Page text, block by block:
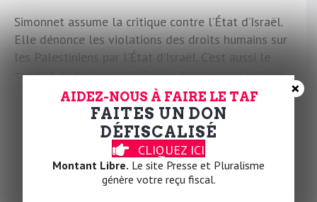
Simonnet assume la critique contre l’État d’Israël.
Elle dénonce les violations des droits humains sur
les Palestiniens par l’État d’Israël. C’est aussi le
combat de toujours de Corbyn le « pro-palestinien ».
Comme Simonnet. Pro-palestinienne. Pro-palestinien
serait-il synonyme d’antisémite ? Un pas que semble
franchir Lamia El Aaraje dans les accusations qu’elle
formule à l’endroit de sa principale concurrente.
Pourtant, il n’est question que de politique dans les
propos de Simonnet. De la politique d’Israël, d’une
AIDEZ-NOUS À FAIRE LE TAF
FAITES UN DON
DÉFISCALISÉ
CLIQUEZ ICI
Montant Libre. Le site Presse et Pluralisme
génère votre reçu fiscal.
×